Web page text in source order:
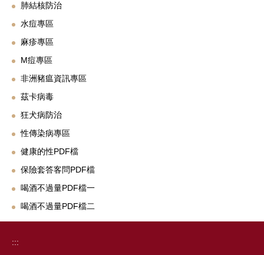
肺結核防治
水痘專區
麻疹專區
M痘專區
非洲豬瘟資訊專區
茲卡病毒
狂犬病防治
性傳染病專區
健康的性PDF檔
保險套答客問PDF檔
喝酒不過量PDF檔一
喝酒不過量PDF檔二
:::